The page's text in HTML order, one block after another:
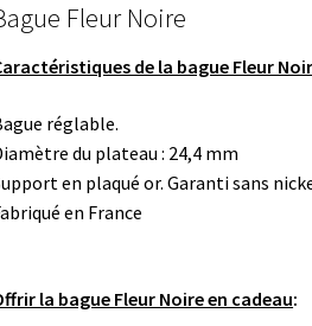
Fleur Noire
de la bague Fleur
réglable.
du plateau : 24,4 mm
en plaqué or. Garanti sans
en France
la bague Fleur Noire en cadeau: